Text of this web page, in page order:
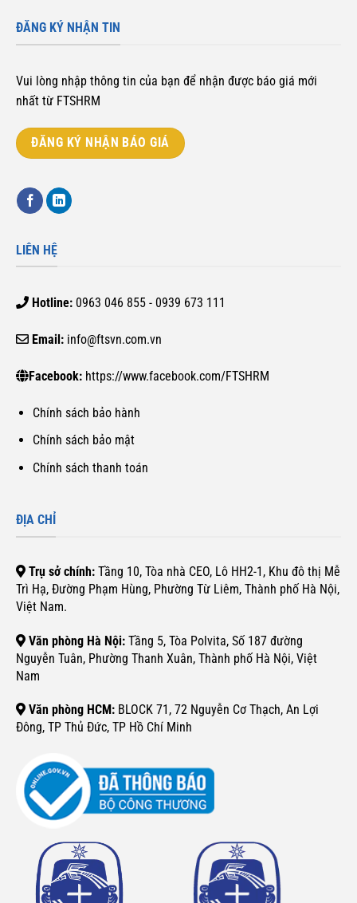
ĐĂNG KÝ NHẬN TIN
Vui lòng nhập thông tin của bạn để nhận được báo giá mới
nhất từ FTSHRM
ĐĂNG KÝ NHẬN BÁO GIÁ
LIÊN HỆ
Hotline:0963 046 855 - 0939 673 111
Email: info@ftsvn.com.vn
Facebook: https://www.facebook.com/FTSHRM
Chính sách bảo hành
Chính sách bảo mật
Chính sách thanh toán
ĐỊA CHỈ
Trụ sở chính: Tầng 10, Tòa nhà CEO, Lô HH2-1, Khu đô thị Mễ
Trì Hạ, Đường Phạm Hùng, Phường Từ Liêm, Thành phố Hà Nội,
Việt Nam.
Văn phòng Hà Nội: Tầng 5, Tòa Polvita, Số 187 đường
Nguyễn Tuân, Phường Thanh Xuân, Thành phố Hà Nội, Việt
Nam
Văn phòng HCM: BLOCK 71, 72 Nguyễn Cơ Thạch, An Lợi
Đông, TP Thủ Đức, TP Hồ Chí Minh